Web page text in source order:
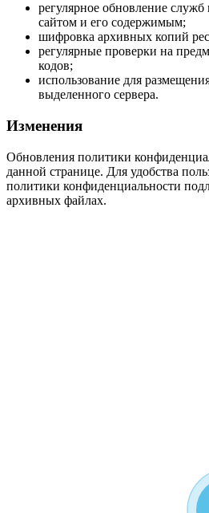
регулярное обновление
сайтом и его содержимым;
шифровка архивных копий
регулярные проверки на
кодов;
использование для
выделенного сервера.
Изменения
Обновления политики
данной странице. Для удобства
политики конфиденциальности
архивных файлах.